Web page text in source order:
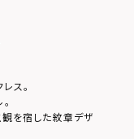
ス。
を宿した紋章デザ